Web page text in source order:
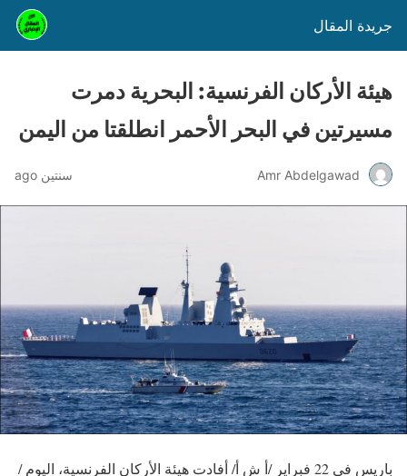
جريدة المقال
هيئة الأركان الفرنسية: البحرية دمرت
مسيرتين في البحر الأحمر انطلقتا من اليمن
Amr Abdelgawad سنتين ago
باريس في 22 فبراير /أ ش أ/ أفادت هيئة الأركان الفرنسية، اليوم /